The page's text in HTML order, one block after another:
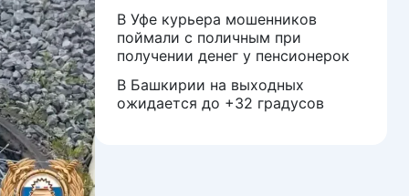
В Уфе курьера мошенников
поймали с поличным при
получении денег у пенсионерок
В Башкирии на выходных
ожидается до +32 градусов